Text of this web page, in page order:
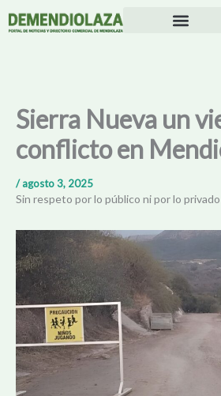
Sierra Nueva un
conflicto en
/agosto 3, 2025
Sin respeto por lo público ni por lo privado